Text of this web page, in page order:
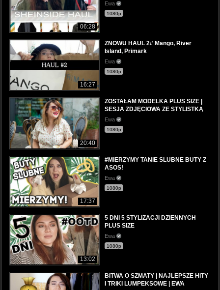
06:28
Ewa
1080p
16:27
ZNOWU HAUL 2# Mango, River
Island, Primark
Ewa
1080p
20:40
ZOSTAŁAM MODELKA PLUS SIZE |
SESJA ZDJĘCIOWA ZE STYLISTKĄ
Ewa
1080p
17:37
#MIERZYMY TANIE SLUBNE BUTY Z
ASOS!
Ewa
1080p
13:02
5 DNI 5 STYLIZACJI DZIENNYCH
PLUS SIZE
Ewa
1080p
BITWA O SZMATY | NAJLEPSZE HITY
I TRIKI LUMPEKSOWE | EWA